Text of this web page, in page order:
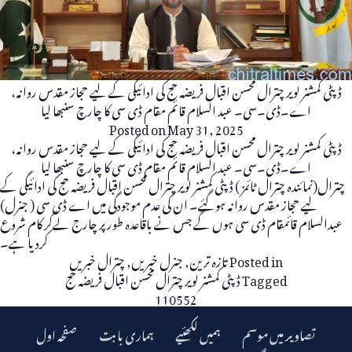
ڈپٹی کمشنر لویر چترال محسن اقبال فریضہ حج کی ادائیگی کے لیے حجاز مقدس روانہ،
اے۔ڈی۔سی۔ عبد السلام قائم مقام ڈی سی کا چارچ سنبھا لیا
Posted onMay 31, 2025
ڈپٹی کمشنر لویر چترال محسن اقبال فریضہ حج کی ادائیگی کے لیے حجاز مقدس روانہ،
اے۔ڈی۔سی۔ عبد السلام قائم مقام ڈی سی کا چارچ سنبھا لیا
چترال(نمائندہ چترال ٹائمز ) ڈپٹی کمشنر لویر چترال محسن اقبال فریضہ حج کی ادائیگی کے
لیے حجاز مقدس روانہ ہوگئے۔ ان کی عدم موجودگی میں اے ڈی سی ( جنرل)
عبدالسلام قائمقام ڈی سی ہوں گے جس نے باقاعدہ طور پر چارج لےکر کام شروع
کردیا ہے۔
Posted inتازہ ترین,جنرل خبریں,چترال خبریں
Taggedڈپٹی کمشنر لویر چترال محسن اقبال فریضہ حج
110552
صفحہ اول ہماری بابت ہمیں لکھئیے
تصاویر میں موسم